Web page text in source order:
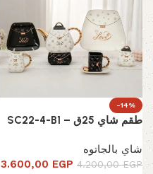
-14%
طقم شاي 25ق – SC22-4-B1
شاي بالجاتوه
4.200,00EGP
3.600,00 EGP